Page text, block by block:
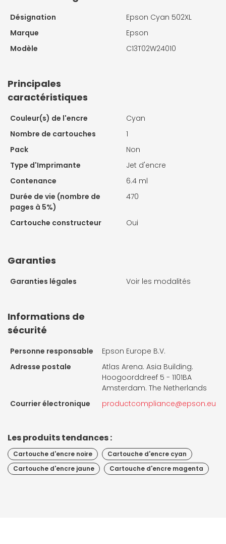
Désignation
Epson Cyan 502XL
Marque
Epson
Modèle
C13T02W24010
Principales
caractéristiques
Couleur(s) de l'encre
Cyan
Nombre de cartouches
1
Pack
Non
Type d'Imprimante
Jet d'encre
Contenance
6.4 ml
Durée de vie (nombre de
pages à 5%)
470
Cartouche constructeur Oui
Garanties
Garanties légales Voir les modalités
Informations de
sécurité
Personne responsable
Epson Europe B.V.
Adresse postale
Atlas Arena. Asia Building.
Hoogoorddreef 5 - 1101BA
Amsterdam. The Netherlands
Courrier électronique
productcompliance@epson.eu
Les produits tendances :
Cartouche d'encre noire
Cartouche d'encre cyan
Cartouche d'encre jaune
Cartouche d'encre magenta